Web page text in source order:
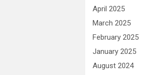
April 2025
March 2025
February 2025
January 2025
August 2024